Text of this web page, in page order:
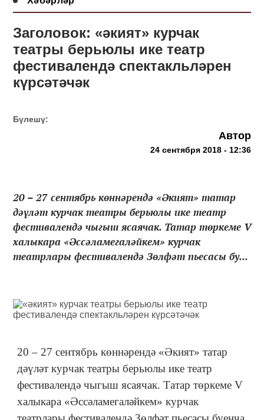
Заголовок: «әкият» курчак
театры берьюлы ике театр
фестивалендә спектакльләрен
күрсәтәчәк
Бүлешү:
Автор
24 сентября 2018 - 12:36
20 – 27 сентябрь көннәрендә «Әкият» татар
дәүләт курчак театры берьюлы ике театр
фестивалендә чыгыш ясаячак. Татар төркеме V
халыкара «Әссәламегаләйкем» курчак
театрлары фестивалендә Зөлфәт пьесасы бу...
20 – 27 сентябрь көннәрендә «Әкият» татар
дәүләт курчак театры берьюлы ике театр
фестивалендә чыгыш ясаячак. Татар төркеме V
халыкара «Әссәламегаләйкем» курчак